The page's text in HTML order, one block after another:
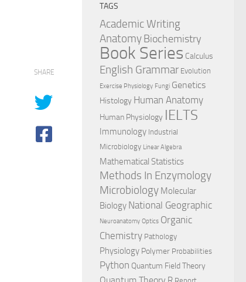
SHARE
TAGS
Academic Writing
AnatomyBiochemistry
Book Series Calculus
English Grammar Evolution
Exercise Physiology Fungi Genetics
Histology Human Anatomy
Human Physiology IELTS
Immunology Industrial
Microbiology Linear Algebra
Mathematical Statistics
Methods In Enzymology
Microbiology Molecular
Biology National Geographic
Neuroanatomy Optics Organic
Chemistry Pathology
Physiology Polymer Probabilities
Python Quantum Field Theory
Quantum Theory